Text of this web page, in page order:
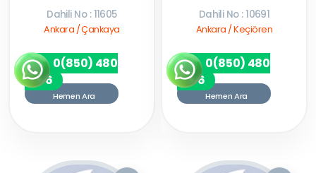
Dahili No : 11605
Ankara / Çankaya
0(850) 480
7256
Hemen Ara
Dahili No : 10691
Ankara / Keçiören
0(850) 480
7256
Hemen Ara